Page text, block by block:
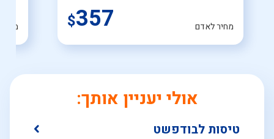
$357 מחיר לאדם
אולי יעניין אותך:
טיסות לבודפשט